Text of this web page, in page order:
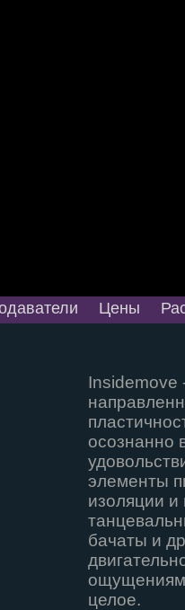
Цены
Insidemove
осознанно
элементы
изоляции
бачаты и
целое.